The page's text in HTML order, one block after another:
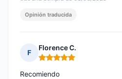
Opinión traducida
F
Florence C.
Nota: 5 de 5
Recomiendo